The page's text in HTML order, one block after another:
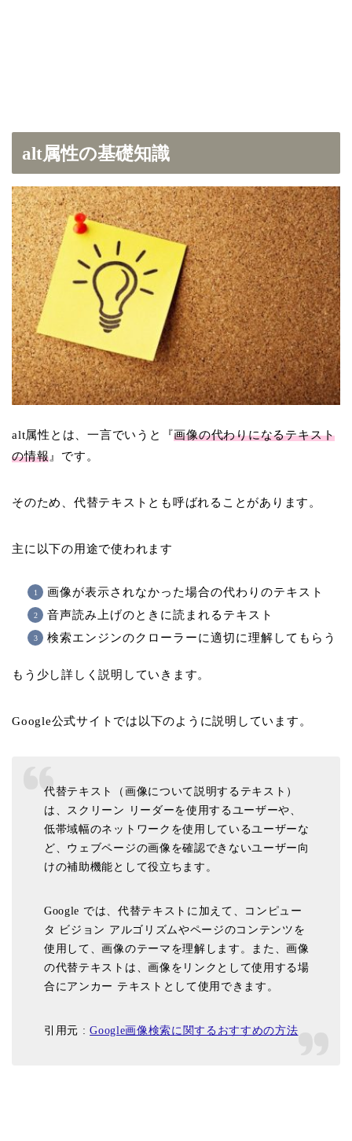
alt属性の基礎知識
alt属性とは、一言でいうと『画像の代わりになるテキスト
の情報』です。
そのため、代替テキストとも呼ばれることがあります。
主に以下の用途で使われます
画像が表示されなかった場合の代わりのテキスト
音声読み上げのときに読まれるテキスト
検索エンジンのクローラーに適切に理解してもらう
もう少し詳しく説明していきます。
Google公式サイトでは以下のように説明しています。
代替テキスト（画像について説明するテキスト）
は、スクリーン リーダーを使用するユーザーや、
低帯域幅のネットワークを使用しているユーザーな
ど、ウェブページの画像を確認できないユーザー向
けの補助機能として役立ちます。
Google では、代替テキストに加えて、コンピュー
タ ビジョン アルゴリズムやページのコンテンツを
使用して、画像のテーマを理解します。また、画像
の代替テキストは、画像をリンクとして使用する場
合にアンカー テキストとして使用できます。
引用元 :Google画像検索に関するおすすめの方法